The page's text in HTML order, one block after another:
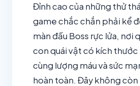
Đỉnh cao của những thử
game chắc chắn phải kể
màn đấu Boss rực lửa, nơi
con quái vật có kích
cùng lượng máu và sức
hoàn toàn. Đây không còn